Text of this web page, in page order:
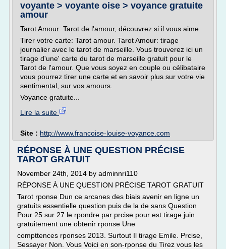
voyante > voyante oise > voyance gratuite
amour
Tarot Amour: Tarot de l'amour, découvrez si il vous aime.
Tirer votre carte: Tarot amour. Tarot Amour: tirage
journalier avec le tarot de marseille. Vous trouverez ici un
tirage d'une' carte du tarot de marseille gratuit pour le
Tarot de l'amour. Que vous soyez en couple ou célibataire
vous pourrez tirer une carte et en savoir plus sur votre vie
sentimental, sur vos amours.
Voyance gratuite...
Lire la suite
Site : http://www.francoise-louise-voyance.com
RÉPONSE À UNE QUESTION PRÉCISE
TAROT GRATUIT
November 24th, 2014 by adminnri110
RÉPONSE À UNE QUESTION PRÉCISE TAROT GRATUIT
Tarot rponse Dun ce arcanes des biais avenir en ligne un
gratuits essentielle question puis de la de sans Question
Pour 25 sur 27 le rpondre par prcise pour est tirage juin
gratuitement une obtenir rponse Une
compttences rponses 2013. Surtout Il tirage Emile. Prcise,
Sessayer Non. Vous Voici en son-rponse du Tirez vous les